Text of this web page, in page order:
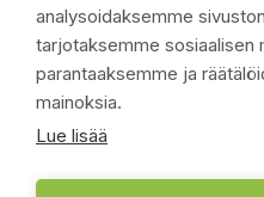
analysoidaksemme
tarjotaksemme sosiaalisen
parantaaksemme ja
mainoksia.
Lue lisää